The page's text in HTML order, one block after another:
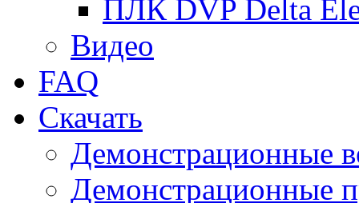
ПЛК DVP Delta
Видео
FAQ
Скачать
Демонстрационные
Демонстрационные